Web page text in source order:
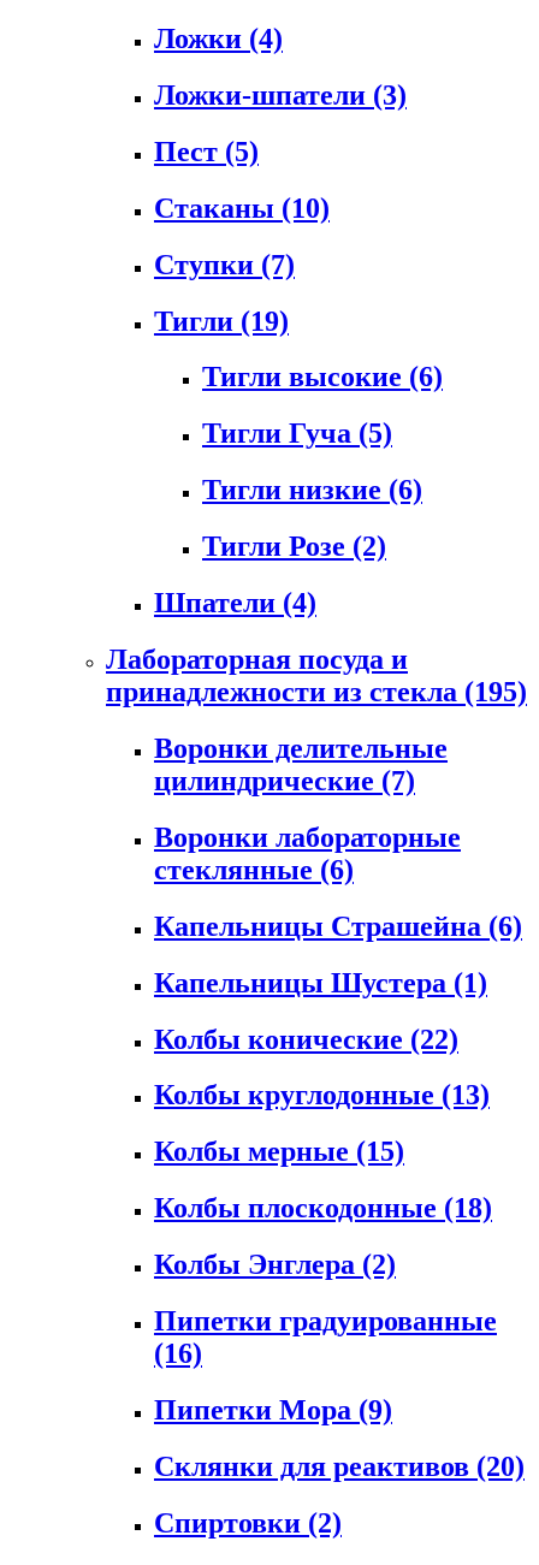
Ложки (4)
Ложки-шпатели (3)
Пест (5)
Стаканы (10)
Ступки (7)
Тигли (19)
Тигли высокие (6)
Тигли Гуча (5)
Тигли низкие (6)
Тигли Розе (2)
Шпатели (4)
Лабораторная посуда и
принадлежности из стекла (195)
Воронки делительные
цилиндрические (7)
Воронки лабораторные
стеклянные (6)
Капельницы Страшейна (6)
Капельницы Шустера (1)
Колбы конические (22)
Колбы круглодонные (13)
Колбы мерные (15)
Колбы плоскодонные (18)
Колбы Энглера (2)
Пипетки градуированные
(16)
Пипетки Мора (9)
Склянки для реактивов (20)
Спиртовки (2)